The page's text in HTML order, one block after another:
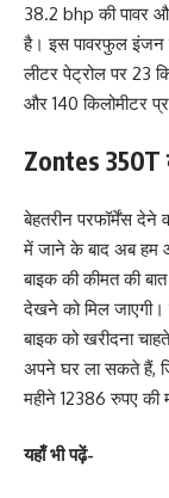
38.2 bhp की पावर
है। इस पावरफुल इंजन
लीटर पेट्रोल पर 23
और 140 किलोमीटर
Zontes 350T
बेहतरीन परफॉर्मेंस
में जाने के बाद अब हम
बाइक की कीमत की
देखने को मिल
बाइक को खरीदना
अपने घर ला सकते हैं,
महीने 12386 रुपए की
यहाँ भी पढ़ें-